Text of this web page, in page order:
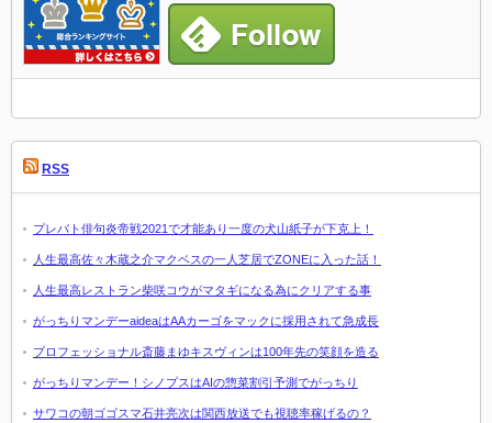
RSS
プレバト俳句炎帝戦2021で才能あり一度の犬山紙子が下克上！
人生最高佐々木蔵之介マクベスの一人芝居でZONEに入った話！
人生最高レストラン柴咲コウがマタギになる為にクリアする事
がっちりマンデーaideaはAAカーゴをマックに採用されて急成長
プロフェッショナル斎藤まゆキスヴィンは100年先の笑顔を造る
がっちりマンデー！シノプスはAIの惣菜割引予測でがっちり
サワコの朝ゴゴスマ石井亮次は関西放送でも視聴率稼げるの？